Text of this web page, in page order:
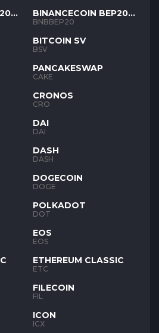
BINANCECOIN BEP20
BNB
BNBBEP20
BITCOIN SV
BSV
PANCAKESWAP
CAKE
CRONOS
CRO
DAI
DAI
DASH
DASH
DOGECOIN
DOGE
POLKADOT
DOT
EOS
EOS
ETHEREUM CLASSIC
ETC
FILECOIN
FIL
ICON
ICX